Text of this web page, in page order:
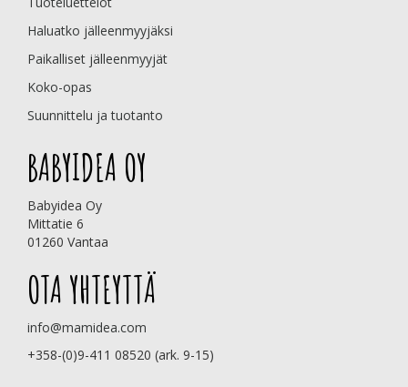
Haluatko jälleenmyyjäksi
Paikalliset jälleenmyyjät
Koko-opas
Suunnittelu ja tuotanto
BABYIDEA OY
Babyidea Oy
Mittatie 6
01260 Vantaa
OTA YHTEYTTÄ
info@mamidea.com
+358-(0)9-411 08520 (ark. 9-15)